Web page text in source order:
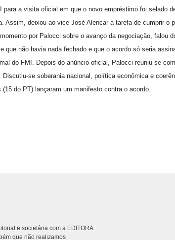
a visita oficial em que o novo empréstimo foi selado
Assim, deixou ao vice José Alencar a tarefa de cumprir o
por Palocci sobre o avanço da negociação, falou
que não havia nada fechado e que o acordo só seria
do FMI. Depois do anúncio oficial, Palocci reuniu-se
se soberania nacional, política econômica e
do PT) lançaram um manifesto contra o acordo.
e societária com a EDITORA
que não realizamos